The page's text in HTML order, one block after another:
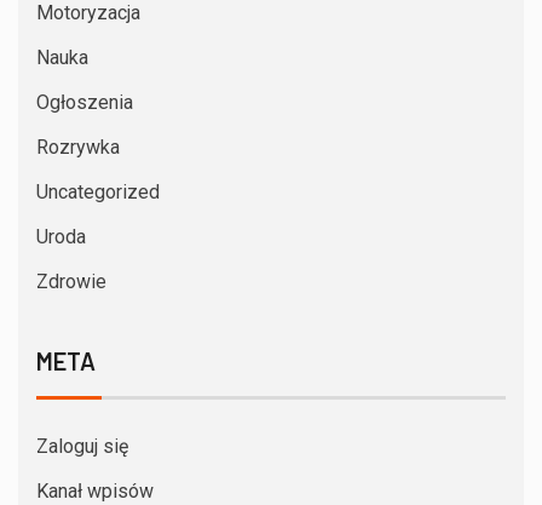
Motoryzacja
Nauka
Ogłoszenia
Rozrywka
Uncategorized
Uroda
Zdrowie
META
Zaloguj się
Kanał wpisów